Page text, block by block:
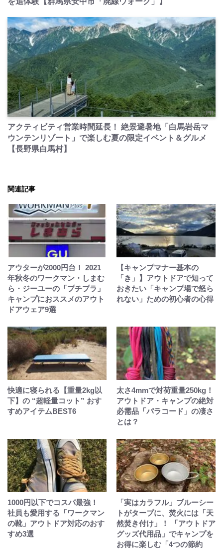
PR
アクティビティ営業時間延長！ 絶景避暑地「白馬岩岳マ
ウンテンリゾート」で楽しむ夏の限定イベント＆グルメ
【長野県白馬村】
関連記事
アウターが2000円台！ 2021
年秋冬のワークマン・しまむ
ら・ジーユーの「プチプラ」
キャンプにおススメのアウト
ドアウェア9選
【キャンプマナー基本の
「き」】アウトドアで知って
おきたい「キャンプ場で怒ら
れない」ための初心者の心得
快適に寝られる【重量2kg以
下】の “超軽量コット” おす
すめアイテムBEST6
太さ4mmで対荷重量250kg！
アウトドア・キャンプの絶対
必需品「パラコード」の凄さ
とは？
1000円以下でコスパ最強！
社員も愛用する「ワークマン
の靴」アウトドア対応のおす
すめ3選
「実はカラフル」ブルーシー
トがタープに、焚火には「天
然焚き付け」！ 「アウトドア
グッズ代用品」でキャンプを
お得に楽しむ「4つの節約